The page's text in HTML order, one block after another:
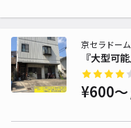
『大型可
京セラドー
¥600〜